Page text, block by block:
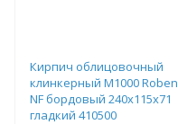
Кирпич облицовочный
клинкерный М1000 Roben
NF бордовый 240х115х71
гладкий 410500